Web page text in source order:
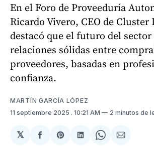
En el Foro de Proveeduría
Ricardo Vivero, CEO de
destacó que el futuro del sector
relaciones sólidas entre
proveedores, basadas en
confianza.
MARTÍN GARCÍA LÓPEZ
11 septiembre 2025 . 10:21 AM 2 minutos de
𝕏
Compartir
ShareCompartir
Share